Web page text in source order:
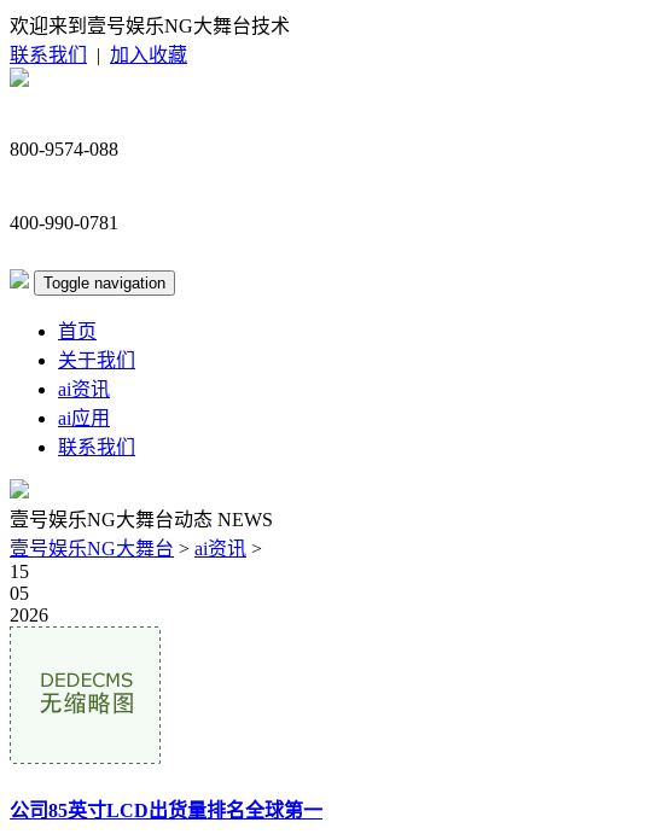
欢迎来到壹号娱乐NG大舞台技术
联系我们
| 加入收藏
800-9574-088
400-990-0781
Toggle navigation
首页
关于我们
ai资讯
ai应用
联系我们
壹号娱乐NG大舞台动态 NEWS
壹号娱乐NG大舞台 > ai资讯 >
15
05
2026
公司85英寸LCD出货量排名全球第一